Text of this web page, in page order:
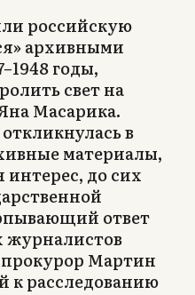
российскую
архивными
годы,
свет на
Масарика.
в
материалы,
до сих
ответ
журналистов
Мартин
к расследованию